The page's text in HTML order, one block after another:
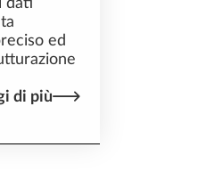
ed
di più